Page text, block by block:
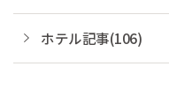
ホテル記事(106)